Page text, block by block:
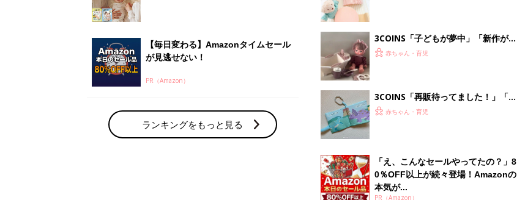
【毎日変わる】Amazonタイムセール
が見逃せない！
PR（Amazon）
ランキングをもっと見る
3COINS「子どもが夢中」「新作が早
くも品薄!?」話題のおもちゃ5選
赤ちゃん・育児
3COINS「再販待ってました！」「大
人もワクワク♪」大人気のおもちゃ4選
赤ちゃん・育児
「え、こんなセールやってたの？」8
0％OFF以上が続々登場！Amazonの
本気が...
PR（Amazon）